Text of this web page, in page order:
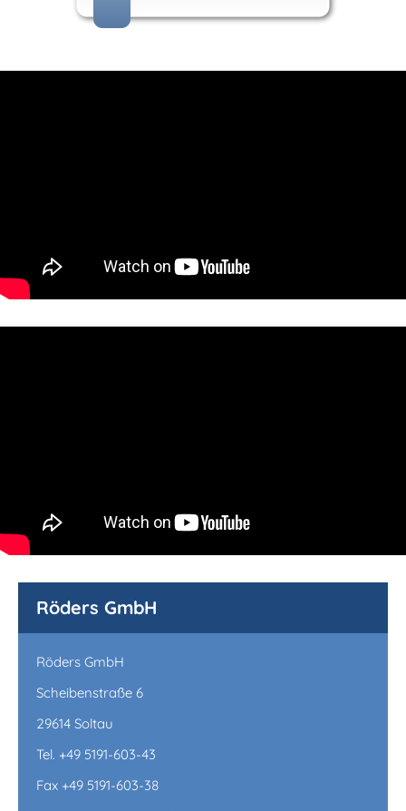
Röders GmbH
Röders GmbH
Scheibenstraße 6
29614 Soltau
Tel. +49 5191-603-43
Fax +49 5191-603-38